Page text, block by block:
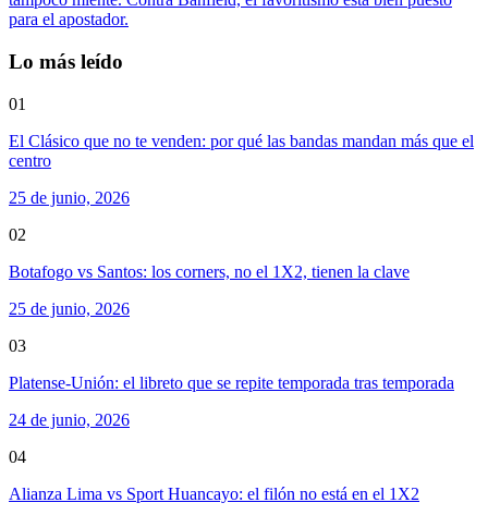
para el apostador.
Lo más leído
01
El Clásico que no te venden: por qué las bandas mandan más que el
centro
25 de junio, 2026
02
Botafogo vs Santos: los corners, no el 1X2, tienen la clave
25 de junio, 2026
03
Platense-Unión: el libreto que se repite temporada tras temporada
24 de junio, 2026
04
Alianza Lima vs Sport Huancayo: el filón no está en el 1X2